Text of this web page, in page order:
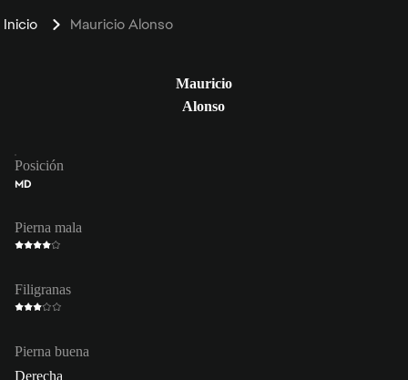
Inicio Mauricio Alonso
Mauricio
Alonso
Posición
MD
Pierna mala
Filigranas
Pierna buena
Derecha